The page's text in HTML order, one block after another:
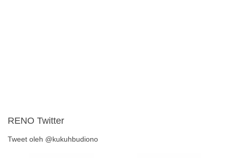
RENO Twitter
Tweet oleh @kukuhbudiono